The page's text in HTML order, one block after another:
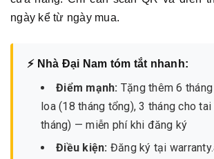
ngày kể từ ngày mua.
⚡ Nhà Đại Nam tóm tắt nhanh:
Điểm mạnh: Tặng thêm 6
loa (18 tháng tổng), 3 tháng cho tai
tháng) — miễn phí khi đăng ký
Điều kiện: Đăng ký tại